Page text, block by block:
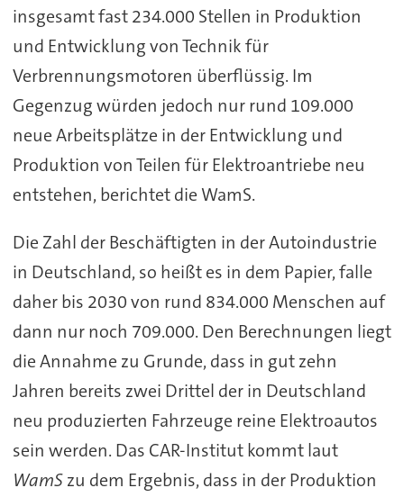
insgesamt fast 234.000 Stellen in Produktion
und Entwicklung von Technik für
Verbrennungsmotoren überflüssig. Im
Gegenzug würden jedoch nur rund 109.000
neue Arbeitsplätze in der Entwicklung und
Produktion von Teilen für Elektroantriebe neu
entstehen, berichtet die WamS.
Die Zahl der Beschäftigten in der Autoindustrie
in Deutschland, so heißt es in dem Papier, falle
daher bis 2030 von rund 834.000 Menschen auf
dann nur noch 709.000. Den Berechnungen liegt
die Annahme zu Grunde, dass in gut zehn
Jahren bereits zwei Drittel der in Deutschland
neu produzierten Fahrzeuge reine Elektroautos
sein werden. Das CAR-Institut kommt laut
WamSzu dem Ergebnis, dass in der Produktion